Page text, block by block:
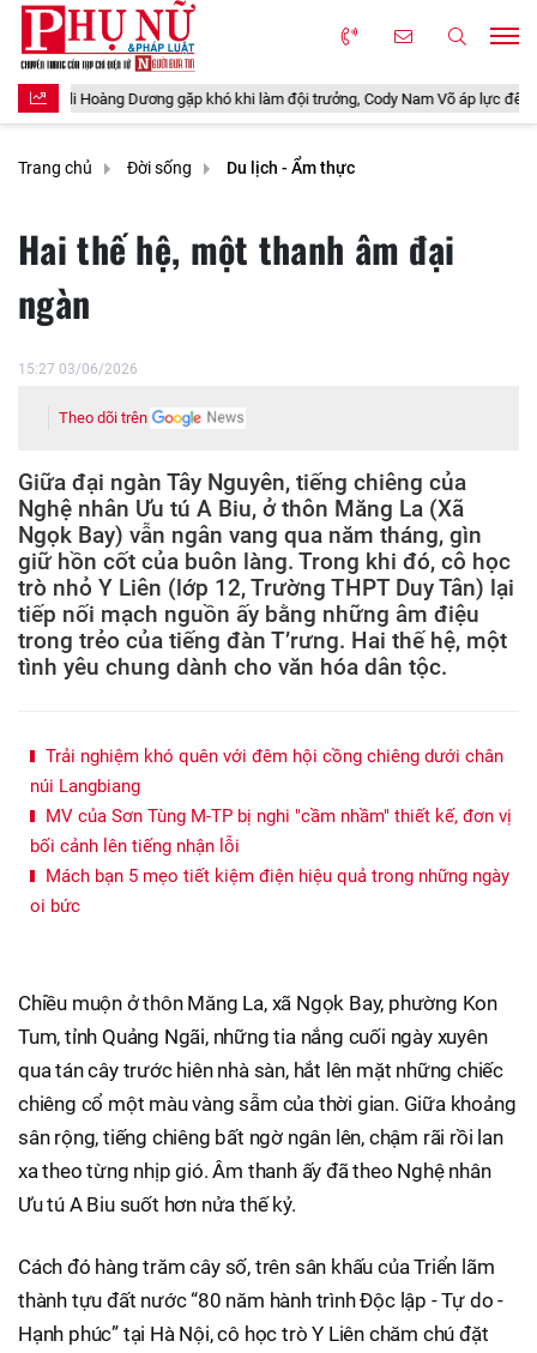
gặp khó khi làm đội trưởng, Cody Nam Võ áp lực đến bật khóc 5
Trang chủ Đời sống Du lịch - Ẩm thực
Hai thế hệ, một thanh âm đại
ngàn
15:27 03/06/2026
Theo dõi trên
Giữa đại ngàn Tây Nguyên, tiếng chiêng của
Nghệ nhân Ưu tú A Biu, ở thôn Măng La (Xã
Ngọk Bay) vẫn ngân vang qua năm tháng, gìn
giữ hồn cốt của buôn làng. Trong khi đó, cô học
trò nhỏ Y Liên (lớp 12, Trường THPT Duy Tân) lại
tiếp nối mạch nguồn ấy bằng những âm điệu
trong trẻo của tiếng đàn T’rưng. Hai thế hệ, một
tình yêu chung dành cho văn hóa dân tộc.
Trải nghiệm khó quên với đêm hội cồng chiêng dưới chân
núi Langbiang
MV của Sơn Tùng M-TP bị nghi "cầm nhầm" thiết kế, đơn vị
bối cảnh lên tiếng nhận lỗi
Mách bạn 5 mẹo tiết kiệm điện hiệu quả trong những ngày
oi bức
Chiều muộn ở thôn Măng La, xã Ngọk Bay, phường Kon
Tum, tỉnh Quảng Ngãi, những tia nắng cuối ngày xuyên
qua tán cây trước hiên nhà sàn, hắt lên mặt những chiếc
chiêng cổ một màu vàng sẫm của thời gian. Giữa khoảng
sân rộng, tiếng chiêng bất ngờ ngân lên, chậm rãi rồi lan
xa theo từng nhịp gió. Âm thanh ấy đã theo Nghệ nhân
Ưu tú A Biu suốt hơn nửa thế kỷ.
Cách đó hàng trăm cây số, trên sân khấu của Triển lãm
thành tựu đất nước “80 năm hành trình Độc lập - Tự do -
Hạnh phúc” tại Hà Nội, cô học trò Y Liên chăm chú đặt